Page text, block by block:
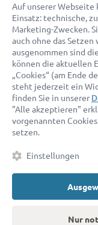
© 2026 advocado -
Kontakt
Auf unserer Webseite
Einsatz: technische,
Marketing-Zwecken.
auch ohne das Setzen
ausgenommen sind
können die aktuellen
„Cookies“ (am Ende
steht jederzeit ein
finden Sie in unserer
"Alle akzeptieren"
vorgenannten
setzen.
Einstellungen
Nur